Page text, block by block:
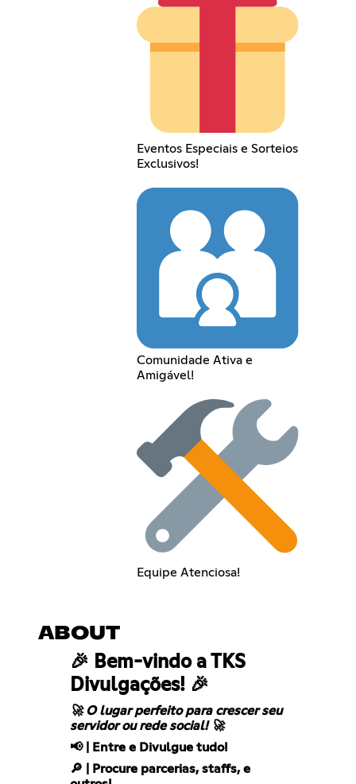
Eventos Especiais e Sorteios
Exclusivos!
Comunidade Ativa e
Amigável!
Equipe Atenciosa!
ABOUT
🎉 Bem-vindo a TKS
Divulgações! 🎉
🚀 O lugar perfeito para crescer seu
servidor ou rede social! 🚀
📢 | Entre e Divulgue tudo!
🔎 | Procure parcerias, staffs, e